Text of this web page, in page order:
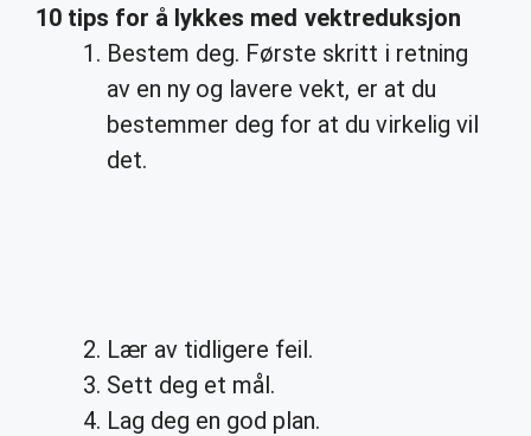
10 tips for å lykkes med vektreduksjon
Bestem deg. Første skritt i retning
av en ny og lavere vekt, er at du
bestemmer deg for at du virkelig vil
det.
Lær av tidligere feil.
Sett deg et mål.
Lag deg en god plan.